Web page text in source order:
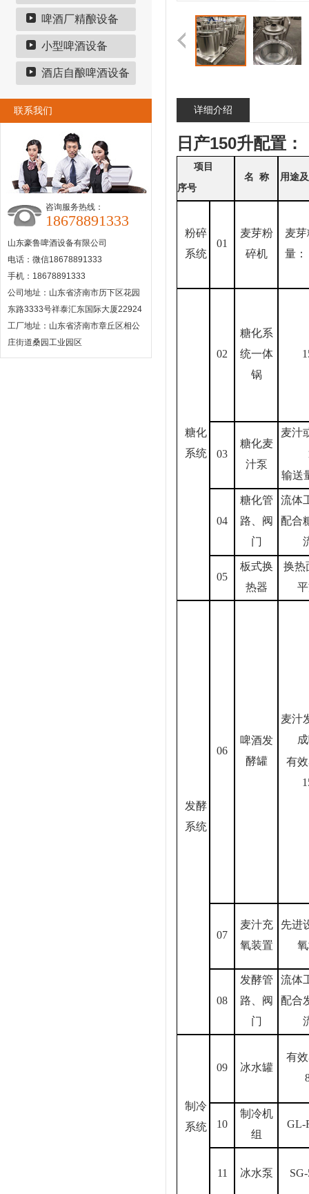
啤酒厂精酿设备
小型啤酒设备
酒店自酿啤酒设备
联系我们
咨询服务热线：
18678891333
山东豪鲁啤酒设备有限公司
电话：微信18678891333
手机：18678891333
公司地址：山东省济南市历下区花园
东路3333号祥泰汇东国际大厦22924
工厂地址：山东省济南市章丘区相公
庄街道桑园工业园区
详细介绍
日产150升配置：
项目
序号
名 称 用途
粉碎
系统
01
麦芽粉
碎机
麦
量：
糖化
系统
02
糖化系
统一体
锅
03
糖化麦
汁泵
麦汁
输送
04
糖化管
路、阀
门
流体
配合
05
板式换
热器
换热
发酵
系统
06
啤酒发
酵罐
麦汁
有
1
07
麦汁充
氧装置
先进
08
发酵管
路、阀
门
流体
配合
制冷
系统
09 冰水罐
有
10
制冷机
组
GL-
11 冰水泵